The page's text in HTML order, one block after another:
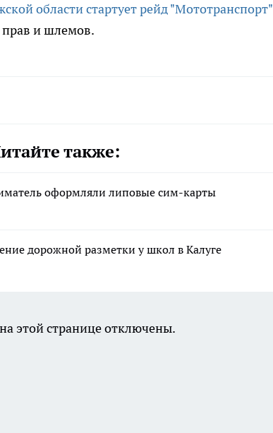
области стартует рейд "Мототранспорт"
прав и шлемов.
также:
оформляли липовые сим-карты
дорожной разметки у школ в Калуге
этой странице отключены.